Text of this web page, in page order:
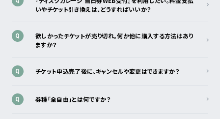
いやチケット引き換えは、どうすればいいか？
Q
欲しかったチケットが売り切れ。何か他に購入する方法はあり
ますか？
Q チケット申込完了後に、キャンセルや変更はできますか？
Q 券種「全自由」とは何ですか？